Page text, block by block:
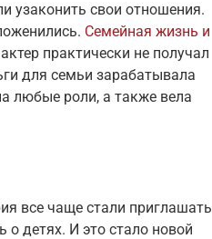
узаконить свои отношения.
Семейная жизнь и
практически не получал
для семьи зарабатывала
любые роли, а также вела
все чаще стали приглашать
детях. И это стало новой